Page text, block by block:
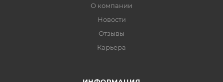
О компании
Новости
Отзывы
Карьера